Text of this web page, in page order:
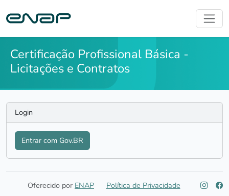
Certificação Profissional Básica -
Licitações e Contratos
Login
Entrar com Gov.BR
Oferecido por ENAP Política de Privacidade